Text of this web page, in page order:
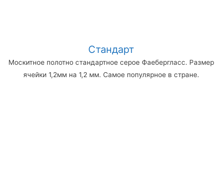
Стандарт
Москитное полотно стандартное серое Фаебергласс. Размер
ячейки 1,2мм на 1,2 мм. Самое популярное в стране.